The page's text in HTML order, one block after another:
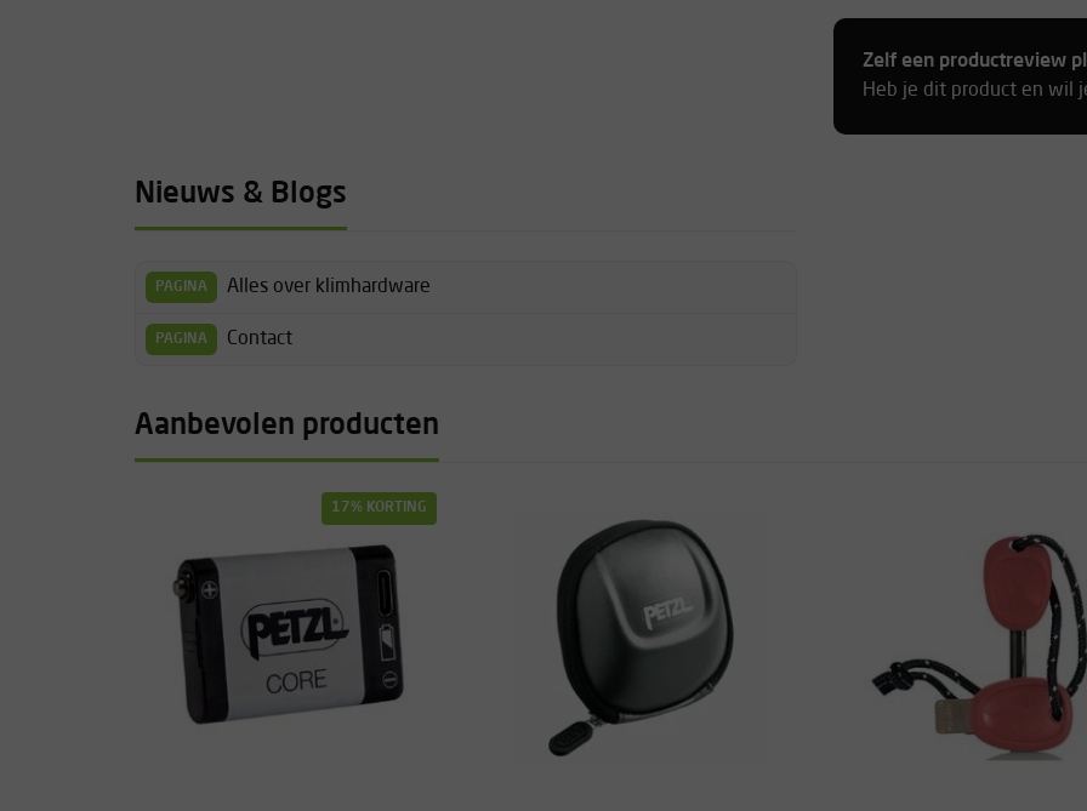
Zelf een productreview
Heb je dit product en wil
Nieuws & Blogs
PAGINA Alles over klimhardware
PAGINA Contact
Aanbevolen producten
17% KORTING